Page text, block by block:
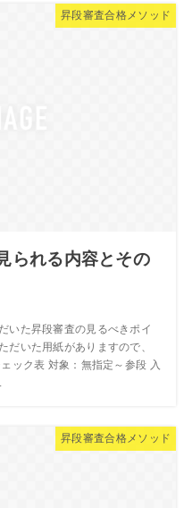
昇段審査合格メソッド
られる内容とその
いた昇段審査の見るべきポイ
だいた用紙がありますので、
ック表 対象：無指定～参段 入
昇段審査合格メソッド